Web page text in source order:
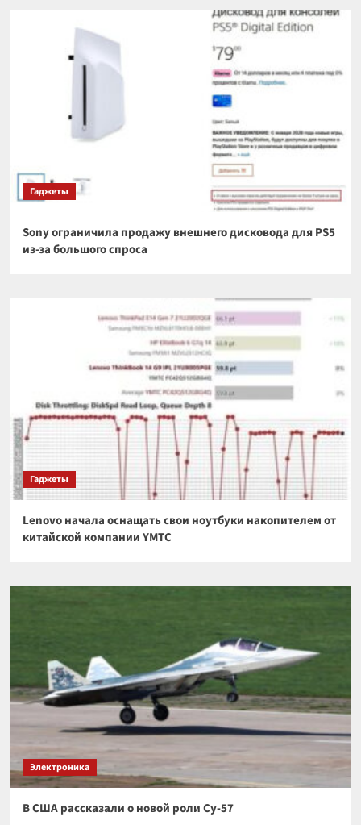
Гаджеты
Sony ограничила продажу внешнего дисковода для PS5
из-за большого спроса
Гаджеты
Lenovo начала оснащать свои ноутбуки накопителем от
китайской компании YMTC
Электроника
В США рассказали о новой роли Су-57